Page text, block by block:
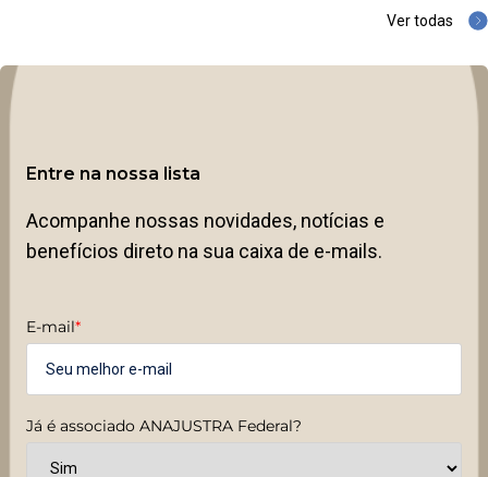
Ver todas
Entre na nossa lista
Acompanhe nossas novidades, notícias e
benefícios direto na sua caixa de e-mails.
E-mail*
Já é associado ANAJUSTRA Federal?